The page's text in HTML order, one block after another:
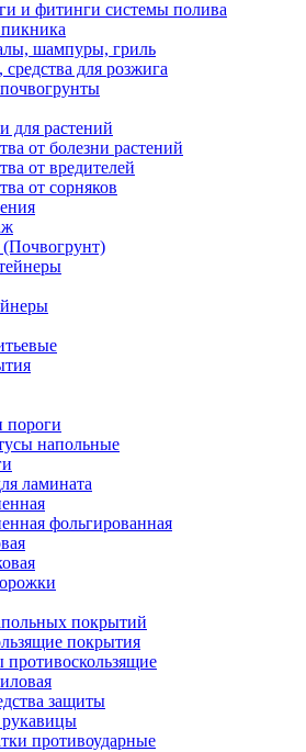
и фитинги системы полива
шампуры, гриль
средства для розжига
для растений
от болезни растений
от вредителей
от сорняков
(Почвогрунт)
пороги
напольные
ламината
фольгированная
покрытий
покрытия
противоскользящие
защиты
противоударные